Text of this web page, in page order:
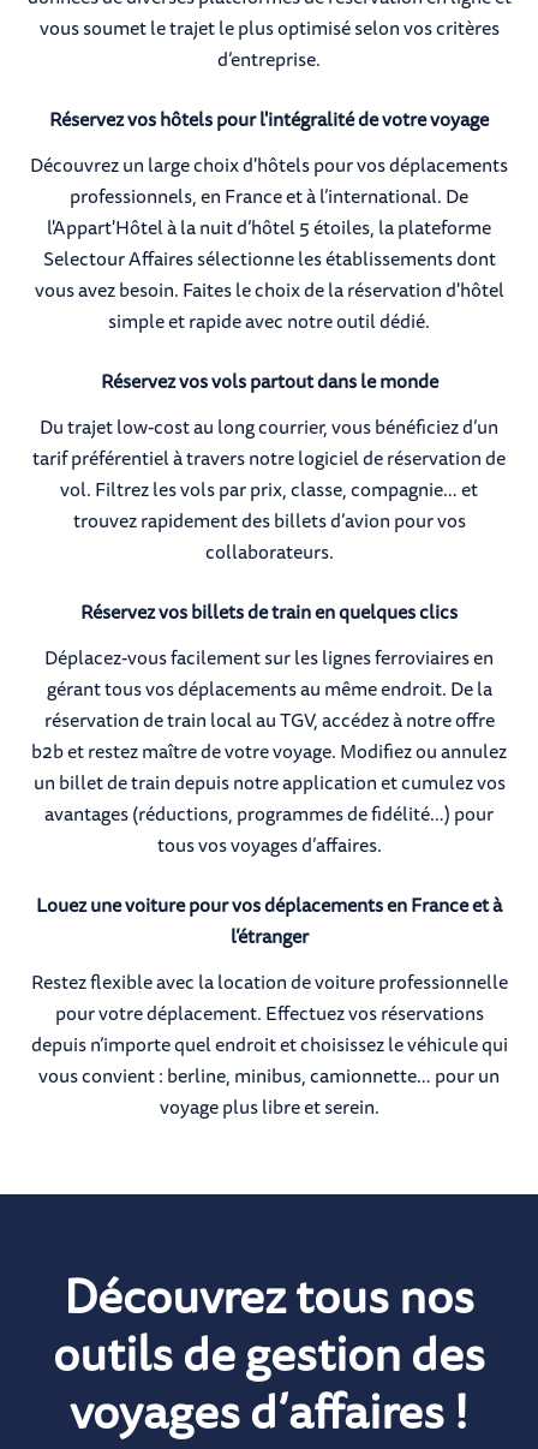
vous soumet le trajet le plus optimisé selon vos critères
d’entreprise.
Réservez vos hôtels pour l'intégralité de votre voyage
Découvrez un large choix d'hôtels pour vos déplacements
professionnels, en France et à l’international. De
l'Appart'Hôtel à la nuit d’hôtel 5 étoiles, la plateforme
Selectour Affaires sélectionne les établissements dont
vous avez besoin. Faites le choix de la réservation d'hôtel
simple et rapide avec notre outil dédié.
Réservez vos vols partout dans le monde
Du trajet low-cost au long courrier, vous bénéficiez d’un
tarif préférentiel à travers notre logiciel de réservation de
vol. Filtrez les vols par prix, classe, compagnie… et
trouvez rapidement des billets d’avion pour vos
collaborateurs.
Réservez vos billets de train en quelques clics
Déplacez-vous facilement sur les lignes ferroviaires en
gérant tous vos déplacements au même endroit. De la
réservation de train local au TGV, accédez à notre offre
b2b et restez maître de votre voyage. Modifiez ou annulez
un billet de train depuis notre application et cumulez vos
avantages (réductions, programmes de fidélité…) pour
tous vos voyages d’affaires.
Louez une voiture pour vos déplacements en France et à
l’étranger
Restez flexible avec la location de voiture professionnelle
pour votre déplacement. Effectuez vos réservations
depuis n’importe quel endroit et choisissez le véhicule qui
vous convient : berline, minibus, camionnette… pour un
voyage plus libre et serein.
Découvrez tous nos
outils de gestion des
voyages d’affaires !